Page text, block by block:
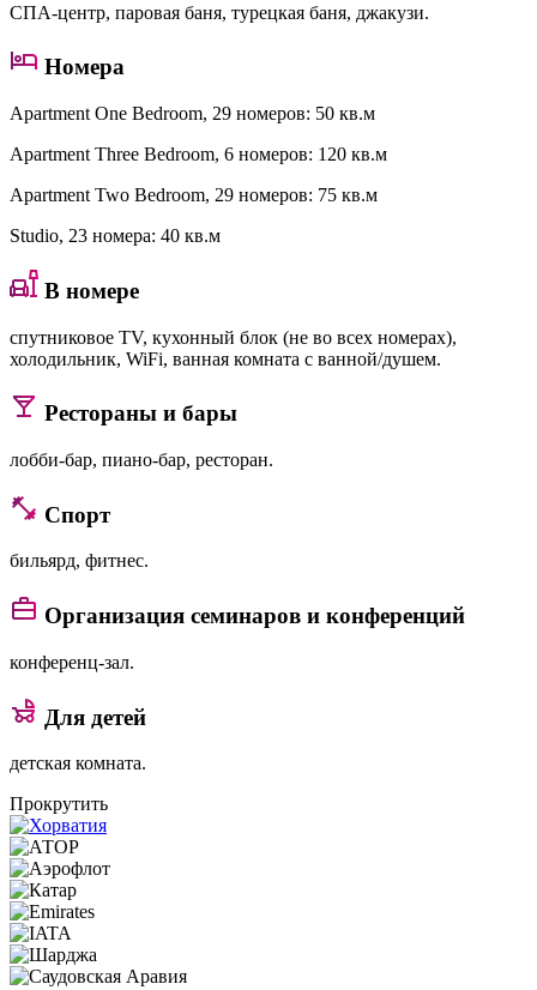
СПА-центр, паровая баня, турецкая баня, джакузи.
Номера
Apartment One Bedroom, 29 номеров: 50 кв.м
Apartment Three Bedroom, 6 номеров: 120 кв.м
Apartment Two Bedroom, 29 номеров: 75 кв.м
Studio, 23 номера: 40 кв.м
В номере
спутниковое TV, кухонный блок (не во всех номерах),
холодильник, WiFi, ванная комната с ванной/душем.
Рестораны и бары
лобби-бар, пиано-бар, ресторан.
Спорт
бильярд, фитнес.
Организация семинаров и конференций
конференц-зал.
Для детей
детская комната.
Прокрутить